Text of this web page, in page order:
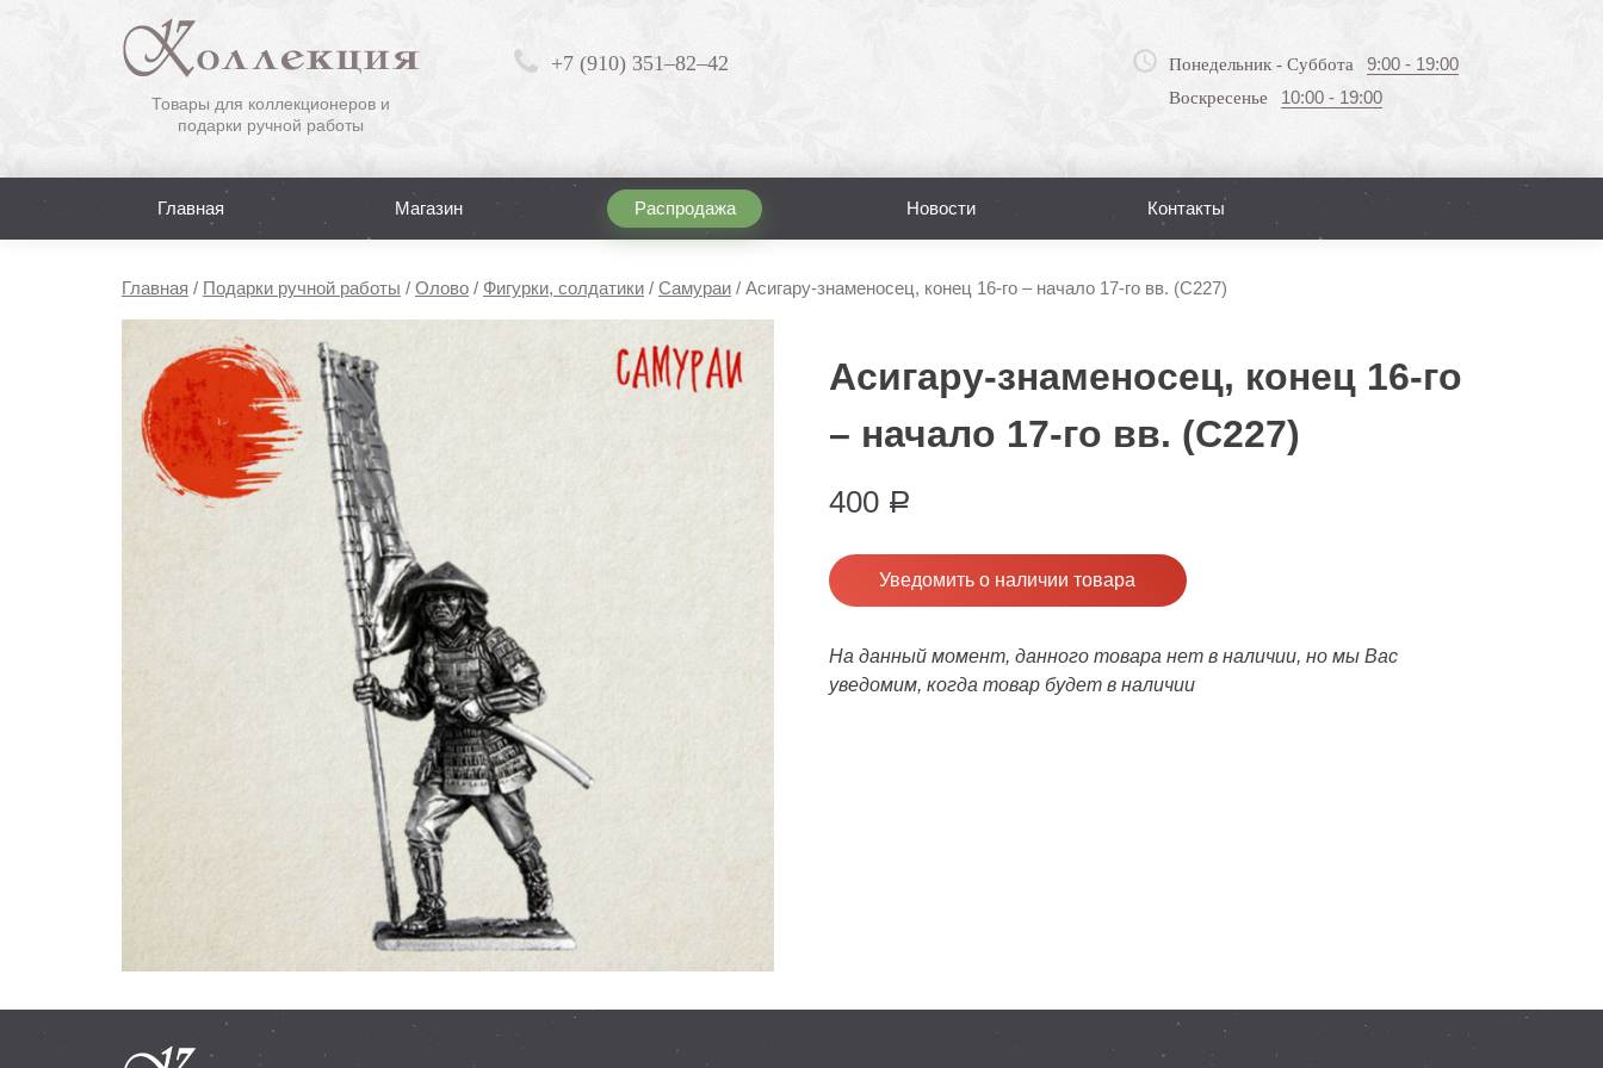
Товары для коллекционеров и
подарки ручной работы
+7 (910) 351–82–42 Понедельник - Суббота 9:00 - 19:00
Воскресенье 10:00 - 19:00
Главная Магазин Распродажа Новости Контакты
Главная / Подарки ручной работы / Олово / Фигурки, солдатики / Самураи / Асигару-знаменосец, конец 16-го – начало 17-го вв. (С227)
Асигару-знаменосец, конец 16-го
– начало 17-го вв. (С227)
400 Р
Уведомить о наличии товара
На данный момент, данного товара нет в наличии, но мы Вас
уведомим, когда товар будет в наличии